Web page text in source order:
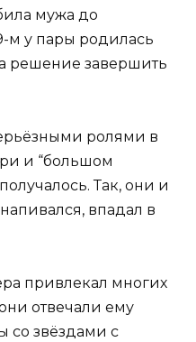
мужа до
м у пары родилась
решение завершить
ролями в
и “большом
Так, они и
впадал в
привлекал многих
отвечали ему
со звёздами с